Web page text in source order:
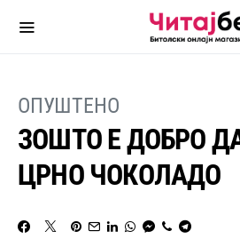
ОПУШТЕНО
ЗОШТО Е ДОБРО
ЦРНО ЧОКОЛАДО